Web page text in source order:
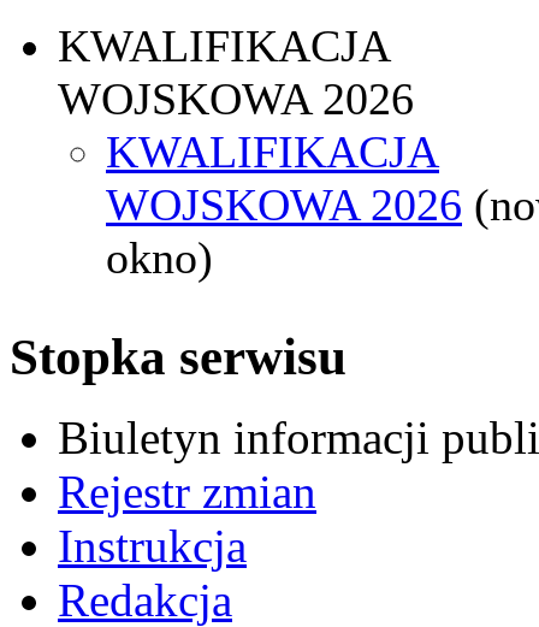
KWALIFIKACJA
WOJSKOWA 2026
KWALIFIKACJA
WOJSKOWA 2026
okno)
Stopka serwisu
Biuletyn informacji
Rejestr zmian
Instrukcja
Redakcja